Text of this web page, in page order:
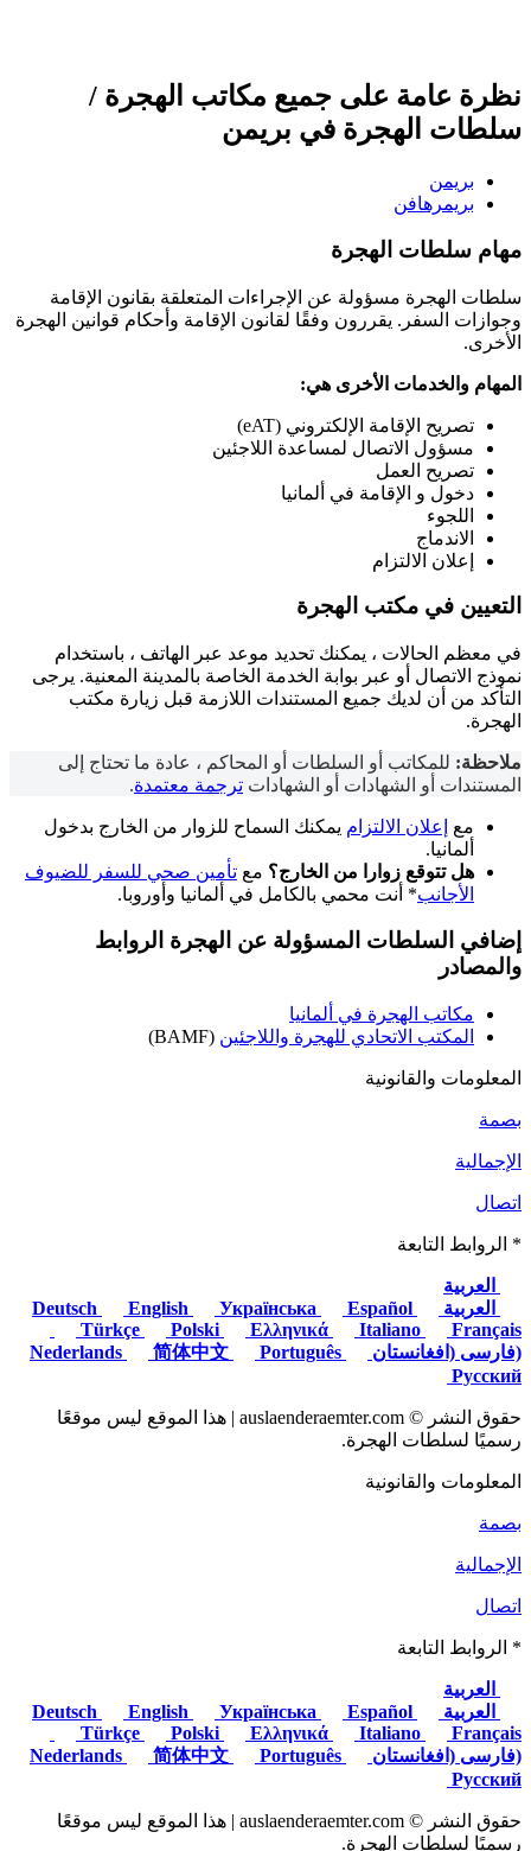
نظرة عامة على جميع مكاتب الهجرة /
سلطات الهجرة في بريمن
بريمن
بريمرهافن
مهام سلطات الهجرة
سلطات الهجرة مسؤولة عن الإجراءات المتعلقة بقانون الإقامة
وجوازات السفر. يقررون وفقًا لقانون الإقامة وأحكام قوانين الهجرة
الأخرى.
المهام والخدمات الأخرى هي:
تصريح الإقامة الإلكتروني (eAT)
مسؤول الاتصال لمساعدة اللاجئين
تصريح العمل
دخول و الإقامة في ألمانيا
اللجوء
الاندماج
إعلان الالتزام
التعيين في مكتب الهجرة
في معظم الحالات ، يمكنك تحديد موعد عبر الهاتف ، باستخدام
نموذج الاتصال أو عبر بوابة الخدمة الخاصة بالمدينة المعنية. يرجى
التأكد من أن لديك جميع المستندات اللازمة قبل زيارة مكتب
الهجرة.
ملاحظة: للمكاتب أو السلطات أو المحاكم ، عادة ما تحتاج إلى
المستندات أو الشهادات أو الشهادات ترجمة معتمدة.
مع إعلان الالتزام يمكنك السماح للزوار من الخارج بدخول
ألمانيا.
هل تتوقع زوارا من الخارج؟ مع تأمين صحي للسفر للضيوف
الأجانب* أنت محمي بالكامل في ألمانيا وأوروبا.
إضافي السلطات المسؤولة عن الهجرة الروابط
والمصادر
مكاتب الهجرة في ألمانيا
المكتب الاتحادي للهجرة واللاجئين (BAMF)
المعلومات والقانونية
بصمة
الإجمالية
اتصال
* الروابط التابعة
العربية
العربية
English Українська
Español
Türkçe
Polski Ελληνικά Italiano
Français
(فارسی (افغانستان
简体中文
Português
Русский
حقوق النشر © auslaenderaemter.com | هذا الموقع ليس موقعًا
رسميًا لسلطات الهجرة.
المعلومات والقانونية
بصمة
الإجمالية
اتصال
* الروابط التابعة
العربية
العربية
English Українська
Español
Türkçe
Polski Ελληνικά Italiano
Français
(فارسی (افغانستان
简体中文
Português
Русский
حقوق النشر © auslaenderaemter.com | هذا الموقع ليس موقعًا
رسميًا لسلطات الهجرة.